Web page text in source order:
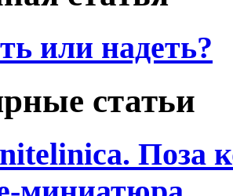
или надеть?
статьи
Поза